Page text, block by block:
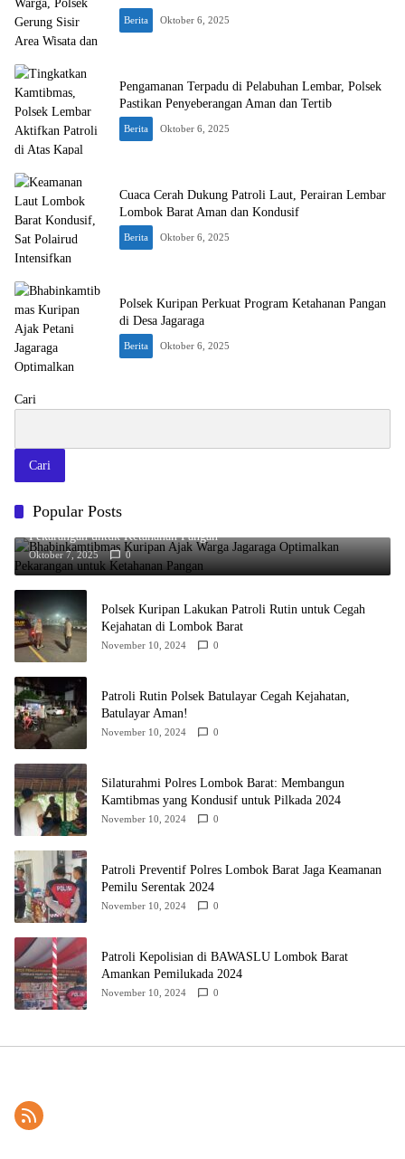
Berita Oktober 6, 2025
Pengamanan Terpadu di Pelabuhan Lembar, Polsek
Pastikan Penyeberangan Aman dan Tertib
Berita Oktober 6, 2025
Cuaca Cerah Dukung Patroli Laut, Perairan Lembar
Lombok Barat Aman dan Kondusif
Berita Oktober 6, 2025
Polsek Kuripan Perkuat Program Ketahanan Pangan
di Desa Jagaraga
Berita Oktober 6, 2025
Cari
Cari
Popular Posts
Bhabinkamtibmas Kuripan Ajak Warga Jagaraga Optimalkan
Pekarangan untuk Ketahanan Pangan
Oktober 7, 2025 0
Polsek Kuripan Lakukan Patroli Rutin untuk Cegah
Kejahatan di Lombok Barat
November 10, 2024 0
Patroli Rutin Polsek Batulayar Cegah Kejahatan,
Batulayar Aman!
November 10, 2024 0
Silaturahmi Polres Lombok Barat: Membangun
Kamtibmas yang Kondusif untuk Pilkada 2024
November 10, 2024 0
Patroli Preventif Polres Lombok Barat Jaga Keamanan
Pemilu Serentak 2024
November 10, 2024 0
Patroli Kepolisian di BAWASLU Lombok Barat
Amankan Pemilukada 2024
November 10, 2024 0